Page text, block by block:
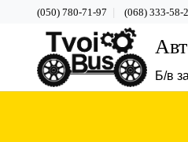
(050) 780-71-97 (068) 333-58-
Б/в